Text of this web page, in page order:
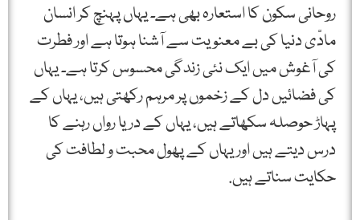
روحانی سکون کا استعارہ بھی ہے۔ یہاں پہنچ کر انسان
مادّی دنیا کی بے معنویت سے آشنا ہوتا ہے اور فطرت
کی آغوش میں ایک نئی زندگی محسوس کرتا ہے۔ یہاں
کی فضائیں دل کے زخموں پر مرہم رکھتی ہیں، یہاں کے
پہاڑ حوصلہ سکھاتے ہیں، یہاں کے دریا رواں رہنے کا
درس دیتے ہیں اور یہاں کے پھول محبت و لطافت کی
حکایت سناتے ہیں.